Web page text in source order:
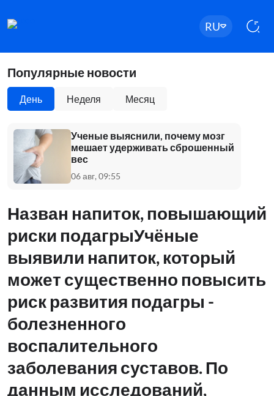
RU
Популярные новости
День Неделя Месяц
Ученые выяснили, почему мозг
мешает удерживать сброшенный
вес
06 авг, 09:55
Назван напиток, повышающий
риски подагрыУчёные
выявили напиток, который
может существенно повысить
риск развития подагры -
болезненного
воспалительного
заболевания суставов. По
данным исследований,